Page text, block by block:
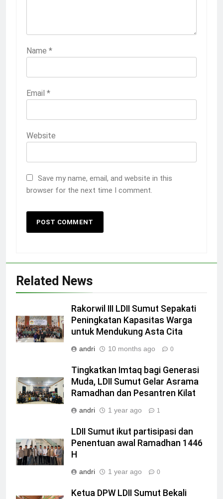
Name *
Email *
Website
Save my name, email, and website in this
browser for the next time I comment.
Related News
Rakorwil III LDII Sumut Sepakati
Peningkatan Kapasitas Warga
untuk Mendukung Asta Cita
andri 10 months ago 0
Tingkatkan Imtaq bagi Generasi
Muda, LDII Sumut Gelar Asrama
Ramadhan dan Pesantren Kilat
andri 1 year ago 1
LDII Sumut ikut partisipasi dan
Penentuan awal Ramadhan 1446
H
andri 1 year ago 0
Ketua DPW LDII Sumut Bekali